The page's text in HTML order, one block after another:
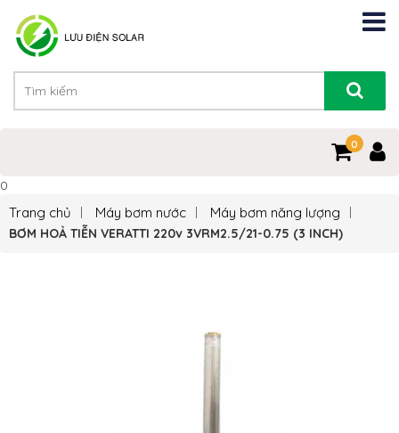
0
0
Trang chủ Máy bơm nước Máy bơm năng lượng
BƠM HOẢ TIỄN VERATTI 220v 3VRM2.5/21-0.75 (3 INCH)